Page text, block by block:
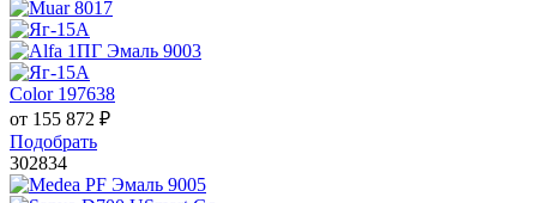
Color 197638
от 155 872 ₽
Подобрать
302834